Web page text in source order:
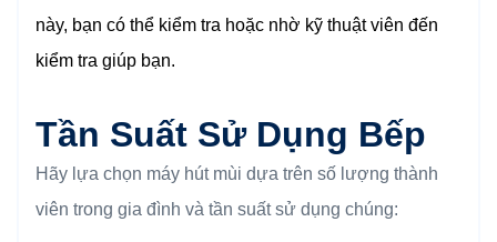
này, bạn có thể kiểm tra hoặc nhờ kỹ thuật viên đến
kiểm tra giúp bạn.
Tần Suất Sử Dụng Bếp
Hãy lựa chọn máy hút mùi dựa trên số lượng thành
viên trong gia đình và tần suất sử dụng chúng: